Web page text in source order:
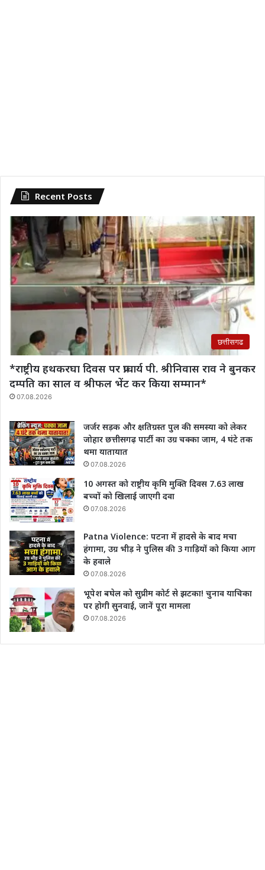
Recent Posts
छत्तीसगढ
*राष्ट्रीय हथकरघा दिवस पर प्राचार्य पी. श्रीनिवास राव‌ ने बुनकर
दम्पति का साल व श्रीफल भेंट कर किया सम्मान*
07.08.2026
जर्जर सड़क और क्षतिग्रस्त पुल की समस्या को लेकर
जोहार छत्तीसगढ़ पार्टी का उग्र चक्का जाम, 4 घंटे तक
थमा यातायात
07.08.2026
10 अगस्त को राष्ट्रीय कृमि मुक्ति दिवस 7.63 लाख
बच्चों को खिलाई जाएगी दवा
07.08.2026
Patna Violence: पटना में हादसे के बाद मचा
हंगामा, उग्र भीड़ ने पुलिस की 3 गाड़ियों को किया आग
के हवाले
07.08.2026
भूपेश बघेल को सुप्रीम कोर्ट से झटका! चुनाव याचिका
पर होगी सुनवाई, जानें पूरा मामला
07.08.2026